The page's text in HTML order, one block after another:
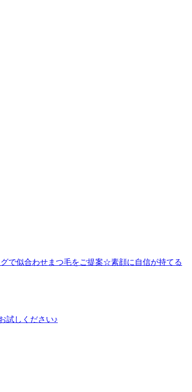
で似合わせまつ毛をご提案☆素顔に自信が持てる
試しください♪